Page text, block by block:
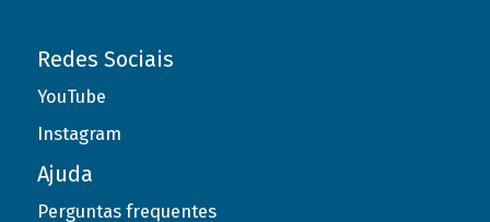
Redes Sociais
YouTube
Instagram
Ajuda
Perguntas frequentes